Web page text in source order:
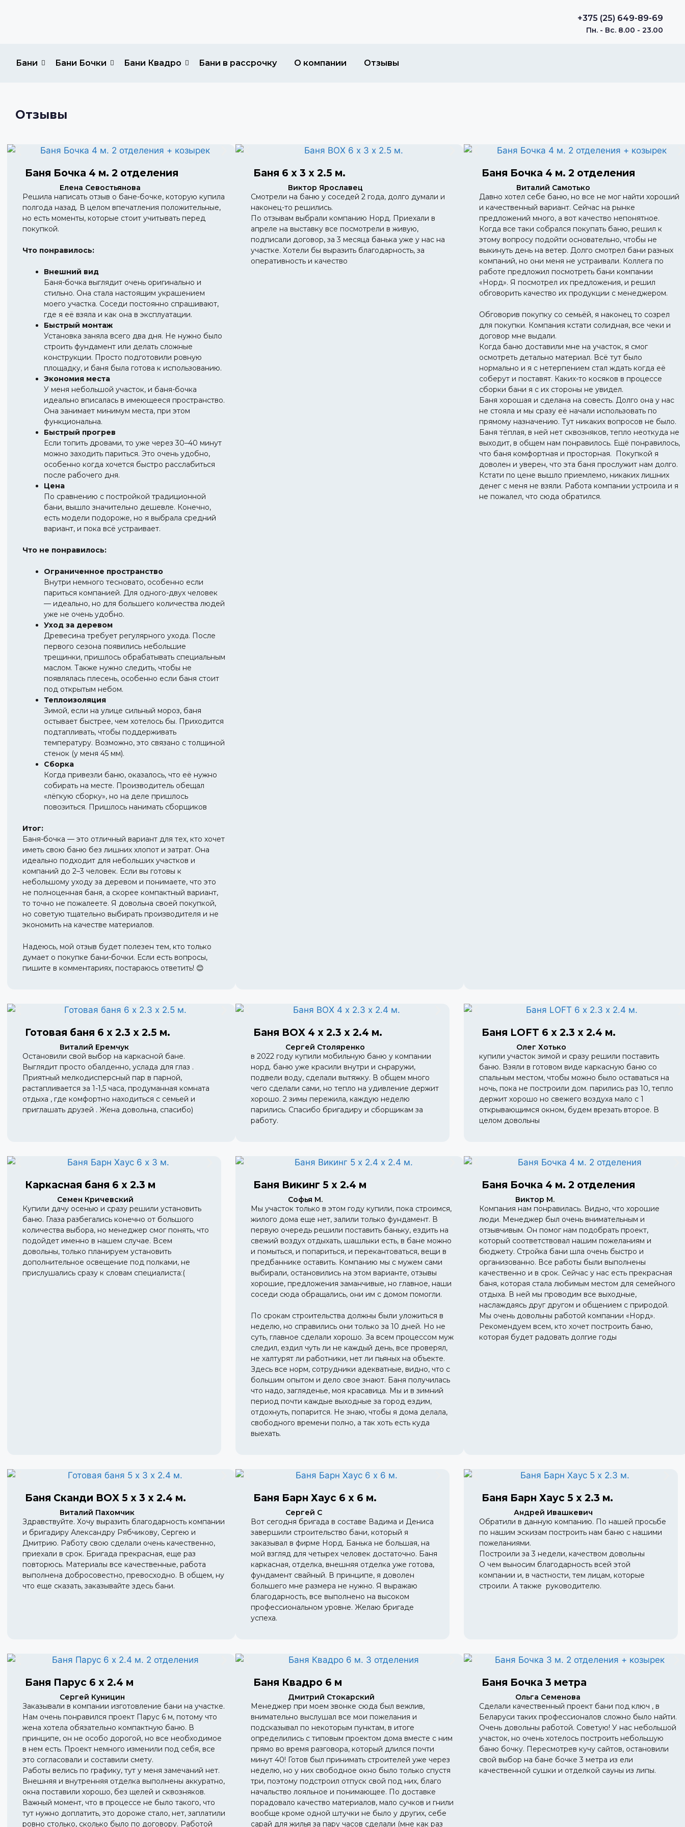
+375 (25) 649-89-69
Пн. - Вс. 8.00 - 23.00
Бани Бани Бочки Бани Квадро Бани в рассрочку О компании Отзывы
Отзывы
Баня Бочка 4 м. 2 отделения
Елена Севостьянова
Решила написать отзыв о бане-бочке, которую купила
полгода назад. В целом впечатления положительные,
но есть моменты, которые стоит учитывать перед
покупкой.
Что понравилось:
Внешний вид
Баня-бочка выглядит очень оригинально и
стильно. Она стала настоящим украшением
моего участка. Соседи постоянно спрашивают,
где я её взяла и как она в эксплуатации.
Быстрый монтаж
Установка заняла всего два дня. Не нужно было
строить фундамент или делать сложные
конструкции. Просто подготовили ровную
площадку, и баня была готова к использованию.
Экономия места
У меня небольшой участок, и баня-бочка
идеально вписалась в имеющееся пространство.
Она занимает минимум места, при этом
функциональна.
Быстрый прогрев
Если топить дровами, то уже через 30–40 минут
можно заходить париться. Это очень удобно,
особенно когда хочется быстро расслабиться
после рабочего дня.
Цена
По сравнению с постройкой традиционной
бани, вышло значительно дешевле. Конечно,
есть модели подороже, но я выбрала средний
вариант, и пока всё устраивает.
Что не понравилось:
Ограниченное пространство
Внутри немного тесновато, особенно если
париться компанией. Для одного-двух человек
— идеально, но для большего количества людей
уже не очень удобно.
Уход за деревом
Древесина требует регулярного ухода. После
первого сезона появились небольшие
трещинки, пришлось обрабатывать специальным
маслом. Также нужно следить, чтобы не
появлялась плесень, особенно если баня стоит
под открытым небом.
Теплоизоляция
Зимой, если на улице сильный мороз, баня
остывает быстрее, чем хотелось бы. Приходится
подтапливать, чтобы поддерживать
температуру. Возможно, это связано с толщиной
стенок (у меня 45 мм).
Сборка
Когда привезли баню, оказалось, что её нужно
собирать на месте. Производитель обещал
«лёгкую сборку», но на деле пришлось
повозиться. Пришлось нанимать сборщиков
Итог:
Баня-бочка — это отличный вариант для тех, кто хочет
иметь свою баню без лишних хлопот и затрат. Она
идеально подходит для небольших участков и
компаний до 2–3 человек. Если вы готовы к
небольшому уходу за деревом и понимаете, что это
не полноценная баня, а скорее компактный вариант,
то точно не пожалеете. Я довольна своей покупкой,
но советую тщательно выбирать производителя и не
экономить на качестве материалов.
Надеюсь, мой отзыв будет полезен тем, кто только
думает о покупке бани-бочки. Если есть вопросы,
пишите в комментариях, постараюсь ответить! 😊
Баня 6 х 3 х 2.5 м.
Виктор Ярославец
Смотрели на баню у соседей 2 года, долго думали и
наконец-то решились.
По отзывам выбрали компанию Норд. Приехали в
апреле на выставку все посмотрели в живую,
подписали договор, за 3 месяца банька уже у нас на
участке. Хотели бы выразить благодарность, за
оперативность и качество
Баня Бочка 4 м. 2 отделения
Виталий Самотько
Давно хотел себе баню, но все не мог найти хороший
и качественный вариант. Сейчас на рынке
предложений много, а вот качество непонятное.
Когда все таки собрался покупать баню, решил к
этому вопросу подойти основательно, чтобы не
выкинуть день на ветер. Долго смотрел бани разных
компаний, но они меня не устраивали. Коллега по
работе предложил посмотреть бани компании
«Норд». Я посмотрел их предложения, и решил
обговорить качество их продукции с менеджером.
Обговорив покупку со семьёй, я наконец то созрел
для покупки. Компания кстати солидная, все чеки и
договор мне выдали.
Когда баню доставили мне на участок, я смог
осмотреть детально материал. Всё тут было
нормально и я с нетерпением стал ждать когда её
соберут и поставят. Каких-то косяков в процессе
сборки бани я с их стороны не увидел.
Баня хорошая и сделана на совесть. Долго она у нас
не стояла и мы сразу её начали использовать по
прямому назначению. Тут никаких вопросов не было.
Баня тёплая, в ней нет сквозняков, тепло неоткуда не
выходит, в общем нам понравилось. Ещё понравилось,
что баня комфортная и просторная. Покупкой я
доволен и уверен, что эта баня прослужит нам долго.
Кстати по цене вышло приемлемо, никаких лишних
денег с меня не взяли. Работа компании устроила и я
не пожалел, что сюда обратился.
Готовая баня 6 х 2.3 х 2.5 м.
Виталий Еремчук
Остановили свой выбор на каркасной бане.
Выглядит просто обалденно, услада для глаз .
Приятный мелкодисперсный пар в парной,
растапливается за 1-1,5 часа, продуманная комната
отдыха , где комфортно находиться с семьей и
приглашать друзей . Жена довольна, спасибо)
Баня BOX 4 х 2.3 х 2.4 м.
Сергей Столяренко
в 2022 году купили мобильную баню у компании
норд. баню уже красили внутри и снраружи,
подвели воду, сделали вытяжку. В общем много
чего сделали сами, но тепло на удивление держит
хорошо. 2 зимы пережила, каждую неделю
парились. Спасибо бригадиру и сборщикам за
работу.
Баня LOFT 6 х 2.3 х 2.4 м.
Олег Хотько
купили участок зимой и сразу решили поставить
баню. Взяли в готовом виде каркасную баню со
спальным местом, чтобы можно было оставаться на
ночь, пока не построили дом. парились раз 10, тепло
держит хорошо но свежего воздуха мало с 1
открывающимся окном, будем врезать второе. В
целом довольны
Каркасная баня 6 х 2.3 м
Семен Кричевский
Купили дачу осенью и сразу решили установить
баню. Глаза разбегались конечно от большого
количества выбора, но менеджер смог понять, что
подойдет именно в нашем случае. Всем
довольны, только планируем установить
дополнительное освещение под полками, не
прислушались сразу к словам специалиста:(
Баня Викинг 5 х 2.4 м
Софья М.
Мы участок только в этом году купили, пока строимся,
жилого дома еще нет, залили только фундамент. В
первую очередь решили поставить баньку, ездить на
свежий воздух отдыхать, шашлыки есть, в бане можно
и помыться, и попариться, и перекантоваться, вещи в
предбаннике оставить. Компанию мы с мужем сами
выбирали, остановились на этом варианте, отзывы
хорошие, предложения заманчивые, но главное, наши
соседи сюда обращались, они им с домом помогли.
По срокам строительства должны были уложиться в
неделю, но справились они только за 10 дней. Но не
суть, главное сделали хорошо. За всем процессом муж
следил, ездил чуть ли не каждый день, все проверял,
не халтурят ли работники, нет ли пьяных на объекте.
Здесь все норм, сотрудники адекватные, видно, что с
большим опытом и дело свое знают. Баня получилась
что надо, загляденье, моя красавица. Мы и в зимний
период почти каждые выходные за город ездим,
отдохнуть, попарится. Не знаю, чтобы я дома делала,
свободного времени полно, а так хоть есть куда
выехать.
Баня Бочка 4 м. 2 отделения
Виктор М.
Компания нам понравилась. Видно, что хорошие
люди. Менеджер был очень внимательным и
отзывчивым. Он помог нам подобрать проект,
который соответствовал нашим пожеланиям и
бюджету. Стройка бани шла очень быстро и
организованно. Все работы были выполнены
качественно и в срок. Сейчас у нас есть прекрасная
баня, которая стала любимым местом для семейного
отдыха. В ней мы проводим все выходные,
наслаждаясь друг другом и общением с природой.
Мы очень довольны работой компании «Норд».
Рекомендуем всем, кто хочет построить баню,
которая будет радовать долгие годы
Баня Сканди BOX 5 х 3 х 2.4 м.
Виталий Пахомчик
Здравствуйте. Хочу выразить благодарность компании
и бригадиру Александру Рябчикову, Сергею и
Дмитрию. Работу свою сделали очень качественно,
приехали в срок. Бригада прекрасная, еще раз
повторюсь. Материалы все качественные, работа
выполнена добросовестно, превосходно. В общем, ну
что еще сказать, заказывайте здесь бани.
Баня Барн Хаус 6 х 6 м.
Сергей С
Вот сегодня бригада в составе Вадима и Дениса
завершили строительство бани, который я
заказывал в фирме Норд. Банька не большая, на
мой взгляд для четырех человек достаточно. Баня
каркасная, отделка, внешняя отделка уже готова,
фундамент свайный. В принципе, я доволен
большего мне размера не нужно. Я выражаю
благодарность, все выполнено на высоком
профессиональном уровне. Желаю бригаде
успеха.
Баня Барн Хаус 5 х 2.3 м.
Андрей Ивашкевич
Обратили в данную компанию. По нашей просьбе
по нашим эскизам построить нам баню с нашими
пожеланиями.
Построили за 3 недели, качеством довольны
О чем выносим благодарность всей этой
компании и, в частности, тем лицам, которые
строили. А также руководителю.
Баня Парус 6 х 2.4 м
Сергей Куницин
Заказывали в компании изготовление бани на участке.
Нам очень понравился проект Парус 6 м, потому что
жена хотела обязательно компактную баню. В
принципе, он не особо дорогой, но все необходимое
в нем есть. Проект немного изменили под себя, все
это согласовали и составили смету.
Работы велись по графику, тут у меня замечаний нет.
Внешняя и внутренняя отделка выполнены аккуратно,
окна поставили хорошо, без щелей и сквозняков.
Важный момент, что в процессе не было такого, что
тут нужно доплатить, это дороже стало, нет, заплатили
ровно столько, сколько было по договору. Работой
Баня Квадро 6 м
Дмитрий Стокарский
Менеджер при моем звонке сюда был вежлив,
внимательно выслушал все мои пожелания и
подсказывал по некоторым пунктам, в итоге
определились с типовым проектом дома вместе с ним
прямо во время разговора, который длился почти
минут 40! Готов был принимать строителей уже через
неделю, но у них свободное окно было только спустя
три, поэтому подстроил отпуск свой под них, благо
начальство лояльное и понимающее. По доставке
порадовало качество материалов, мало сучков и гнили
вообще кроме одной штучки не было у других, себе
сарай для жилья за пару часов сделали (мне как раз
Баня Бочка 3 метра
Ольга Семенова
Сделали качественный проект бани под ключ , в
Беларуси таких профессионалов сложно было найти.
Очень довольны работой. Советую! У нас небольшой
участок, но очень хотелось построить небольшую
баню бочку. Пересмотрев кучу сайтов, остановили
свой выбор на бане бочке 3 метра из ели
качественной сушки и отделкой сауны из липы.